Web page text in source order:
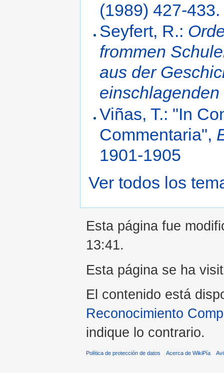
(1989) 427-433.
Seyfert, R.:
frommen
aus der
Viñas, T.: "In
Commentaria",
1901-1905
Ver todos los
Esta página fue
13:41.
Esta página se ha
El contenido está
Reconocimiento
indique lo contrario.
Política de protección de datos Acerca de WikiPía